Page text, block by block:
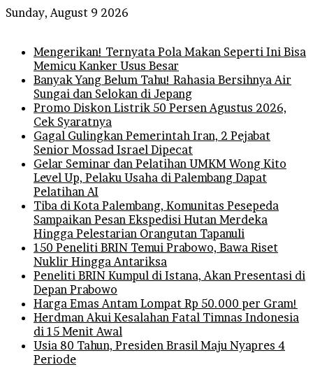
Sunday, August 9 2026
Mengerikan! Ternyata Pola Makan Seperti Ini Bisa
Memicu Kanker Usus Besar
Banyak Yang Belum Tahu! Rahasia Bersihnya Air
Sungai dan Selokan di Jepang
Promo Diskon Listrik 50 Persen Agustus 2026,
Cek Syaratnya
Gagal Gulingkan Pemerintah Iran, 2 Pejabat
Senior Mossad Israel Dipecat
Gelar Seminar dan Pelatihan UMKM Wong Kito
Level Up, Pelaku Usaha di Palembang Dapat
Pelatihan AI
Tiba di Kota Palembang, Komunitas Pesepeda
Sampaikan Pesan Ekspedisi Hutan Merdeka
Hingga Pelestarian Orangutan Tapanuli
150 Peneliti BRIN Temui Prabowo, Bawa Riset
Nuklir Hingga Antariksa
Peneliti BRIN Kumpul di Istana, Akan Presentasi di
Depan Prabowo
Harga Emas Antam Lompat Rp 50.000 per Gram!
Herdman Akui Kesalahan Fatal Timnas Indonesia
di 15 Menit Awal
Usia 80 Tahun, Presiden Brasil Maju Nyapres 4
Periode